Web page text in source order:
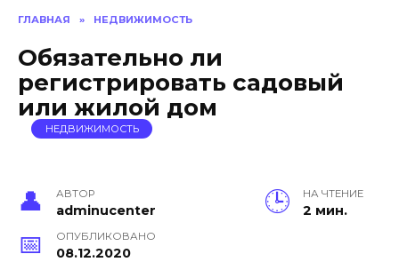
ГЛАВНАЯ » НЕДВИЖИМОСТЬ
Обязательно ли
регистрировать садовый
или жилой дом
НЕДВИЖИМОСТЬ
АВТОР
adminucenter
НА ЧТЕНИЕ
2 мин.
ОПУБЛИКОВАНО
08.12.2020